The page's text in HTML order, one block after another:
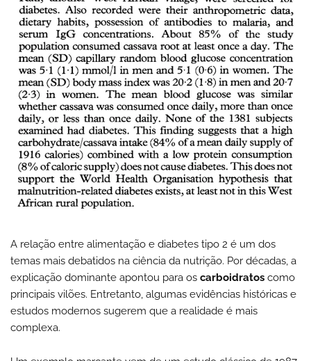
A relação entre alimentação e diabetes tipo 2 é um dos
temas mais debatidos na ciência da nutrição. Por décadas, a
explicação dominante apontou para os carboidratos como
principais vilões. Entretanto, algumas evidências históricas e
estudos modernos sugerem que a realidade é mais
complexa.